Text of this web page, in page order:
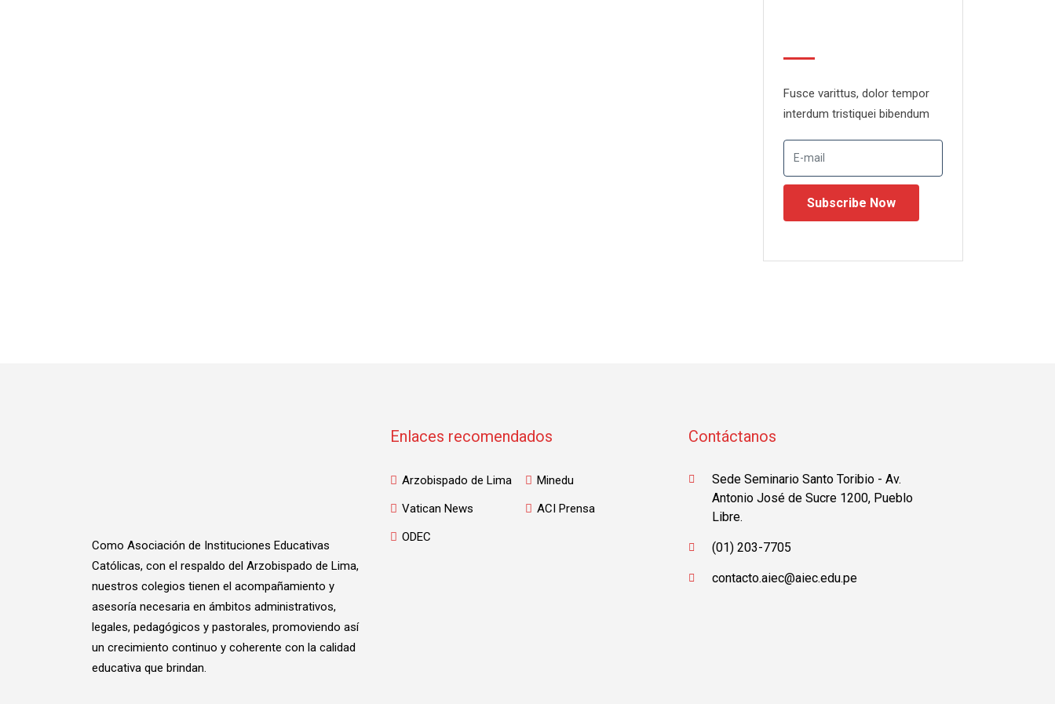
Fusce varittus, dolor tempor
interdum tristiquei bibendum
Como Asociación de Instituciones Educativas
Católicas, con el respaldo del Arzobispado de Lima,
nuestros colegios tienen el acompañamiento y
asesoría necesaria en ámbitos administrativos,
legales, pedagógicos y pastorales, promoviendo así
un crecimiento continuo y coherente con la calidad
educativa que brindan.
Enlaces recomendados
Arzobispado de Lima
Minedu
Vatican News
ACI Prensa
ODEC
Contáctanos
Sede Seminario Santo Toribio - Av.
Antonio José de Sucre 1200, Pueblo
Libre.
(01) 203-7705
contacto.aiec@aiec.edu.pe